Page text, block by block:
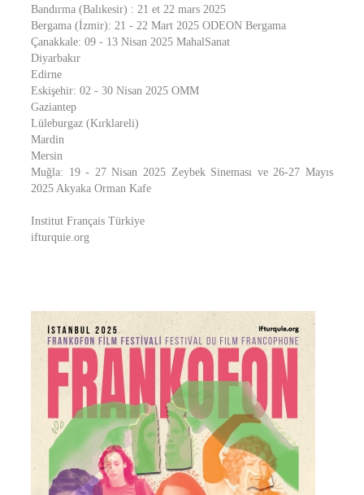
Bandırma (Balıkesir) : 21 et 22 mars 2025
Bergama (İzmir): 21 - 22 Mart 2025 ODEON Bergama
Çanakkale: 09 - 13 Nisan 2025 MahalSanat
Diyarbakır
Edirne
Eskişehir: 02 - 30 Nisan 2025 OMM
Gaziantep
Lüleburgaz (Kırklareli)
Mardin
Mersin
Muğla: 19 - 27 Nisan 2025 Zeybek Sineması ve 26-27 Mayıs
2025 Akyaka Orman Kafe
Institut Français Türkiye
ifturquie.org